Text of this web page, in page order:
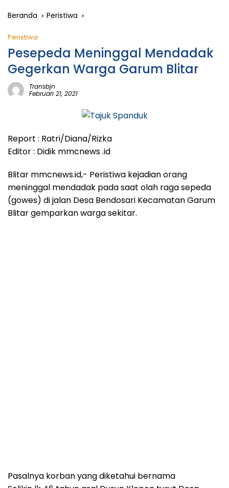
Beranda Peristiwa
Peristiwa
Pesepeda Meninggal Mendadak
Gegerkan Warga Garum Blitar
Transbjn
Februari 21, 2021
Report : Ratri/Diana/Rizka
Editor : Didik mmcnews .id
Blitar mmcnews.id,- Peristiwa kejadian orang
meninggal mendadak pada saat olah raga sepeda
(gowes) di jalan Desa Bendosari Kecamatan Garum
Blitar gemparkan warga sekitar.
Pasalnya korban yang diketahui bernama